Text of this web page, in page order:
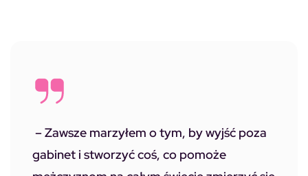
–Zawsze marzyłem o tym, by wyjść poza
gabinet i stworzyć coś, co pomoże